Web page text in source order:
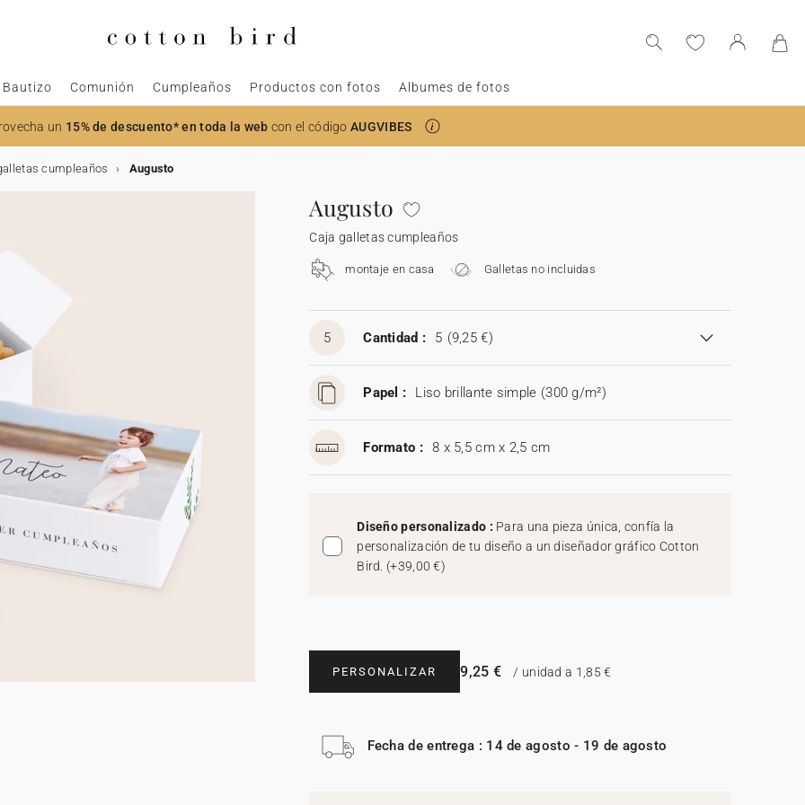
Bautizo Comunión Cumpleaños Productos con fotos Albumes de fotos
un 15% de descuento* en toda la web con el códigoAUGVIBES
cumpleaños Augusto
Augusto
Caja galletas cumpleaños
montaje en casa Galletas no incluidas
5 Cantidad : 5 (9,25 €)
Papel : Liso brillante simple (300 g/m²)
Formato : 8 x 5,5 cm x 2,5 cm
Diseño personalizado : Para una pieza única, confía la
personalización de tu diseño a un diseñador gráfico Cotton
Bird. (+39,00 €)
PERSONALIZAR 9,25 € / unidad a 1,85 €
Fecha de entrega : 14 de agosto - 19 de agosto